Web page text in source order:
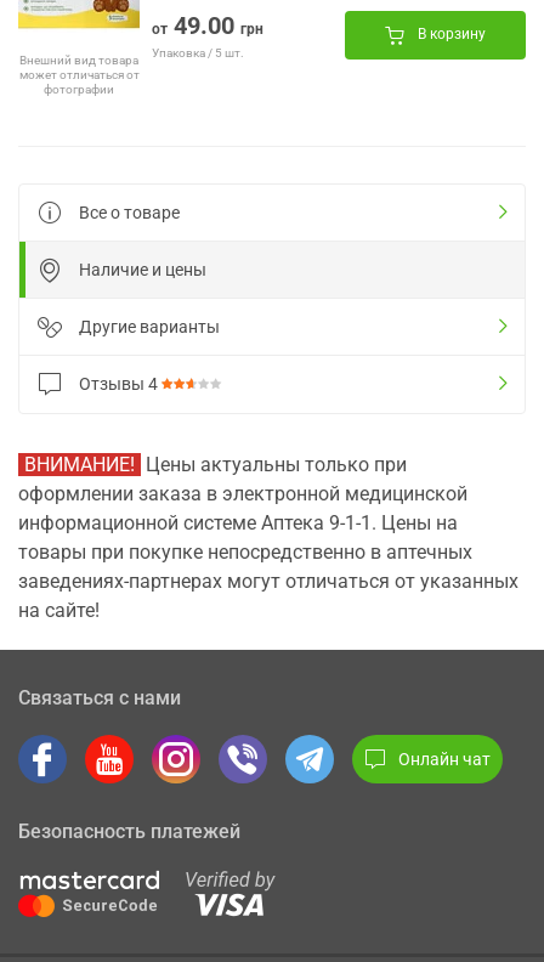
Внешний вид товара
может отличаться от
фотографии
от 49.00 грн
Упаковка / 5 шт.
В корзину
Все о товаре
Наличие и цены
Другие варианты
Отзывы 4
ВНИМАНИЕ! Цены актуальны только при
оформлении заказа в электронной медицинской
информационной системе Аптека 9-1-1. Цены на
товары при покупке непосредственно в аптечных
заведениях-партнерах могут отличаться от указанных
на сайте!
Связаться с нами
Онлайн чат
Безопасность платежей